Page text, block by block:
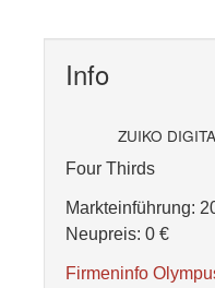
Info
ZUIKO
Four Thirds
Markteinführung:
Neupreis: 0 €
Firmeninfo